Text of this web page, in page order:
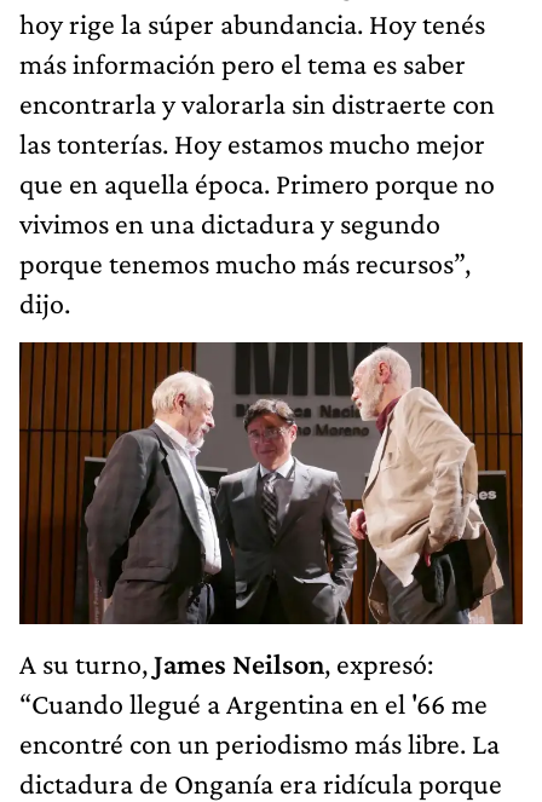
hoy rige la súper abundancia. Hoy tenés
más información pero el tema es saber
encontrarla y valorarla sin distraerte con
las tonterías. Hoy estamos mucho mejor
que en aquella época. Primero porque no
vivimos en una dictadura y segundo
porque tenemos mucho más recursos”,
dijo.
A su turno,James Neilson, expresó:
“Cuando llegué a Argentina en el '66 me
encontré con un periodismo más libre. La
dictadura de Onganía era ridícula porque